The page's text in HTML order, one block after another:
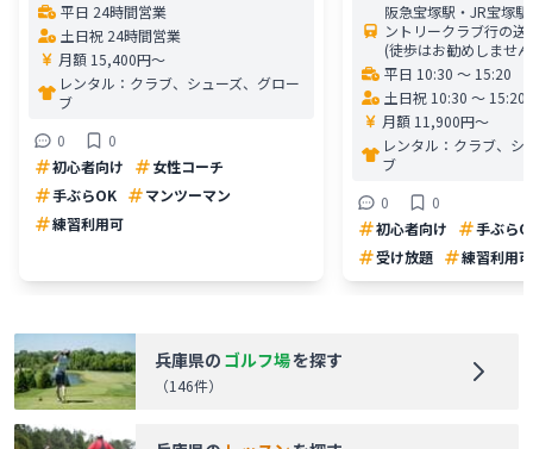
平日 24時間営業
土日祝 24時間営業
月額 15,400円〜
レンタル： クラブ、シューズ、グロー
ブ
0
0
初心者向け
女性コーチ
手ぶらOK
マンツーマン
練習利用可
阪急宝塚駅・JR宝塚
ントリークラブ行の送
(徒歩はお勧めしませ
平日 10:30 〜 15:20
土日祝 10:30 〜 15:20
月額 11,900円〜
レンタル： クラブ、シ
ブ
0
0
初心者向け
手ぶら
受け放題
練習利用可
兵庫県の ゴルフ場を探す
（146件）